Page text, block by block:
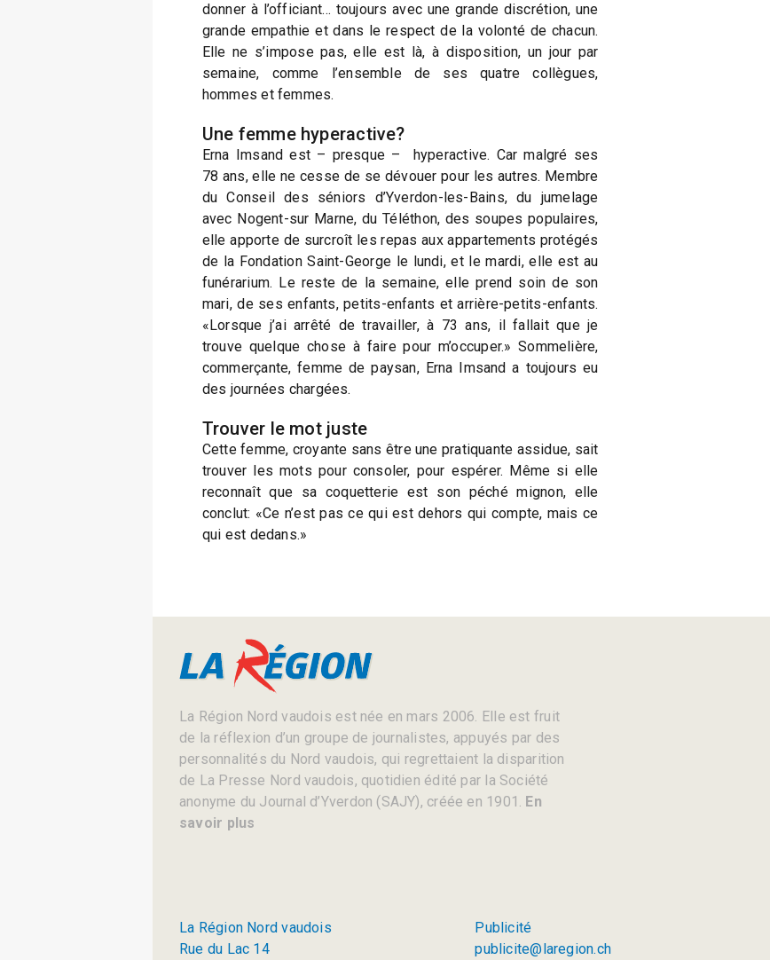
donner à l’officiant… toujours avec une grande discrétion, une
grande empathie et dans le respect de la volonté de chacun.
Elle ne s’impose pas, elle est là, à disposition, un jour par
semaine, comme l’ensemble de ses quatre collègues,
hommes et femmes.
Une femme hyperactive?
Erna Imsand est – presque – hyperactive. Car malgré ses
78 ans, elle ne cesse de se dévouer pour les autres. Membre
du Conseil des séniors d’Yverdon-les-Bains, du jumelage
avec Nogent-sur Marne, du Téléthon, des soupes populaires,
elle apporte de surcroît les repas aux appartements protégés
de la Fondation Saint-George le lundi, et le mardi, elle est au
funérarium. Le reste de la semaine, elle prend soin de son
mari, de ses enfants, petits-enfants et arrière-petits-enfants.
«Lorsque j’ai arrêté de travailler, à 73 ans, il fallait que je
trouve quelque chose à faire pour m’occuper.» Sommelière,
commerçante, femme de paysan, Erna Imsand a toujours eu
des journées chargées.
Trouver le mot juste
Cette femme, croyante sans être une pratiquante assidue, sait
trouver les mots pour consoler, pour espérer. Même si elle
reconnaît que sa coquetterie est son péché mignon, elle
conclut: «Ce n’est pas ce qui est dehors qui compte, mais ce
qui est dedans.»
La Région Nord vaudois est née en mars 2006. Elle est fruit
de la réflexion d’un groupe de journalistes, appuyés par des
personnalités du Nord vaudois, qui regrettaient la disparition
de La Presse Nord vaudois, quotidien édité par la Société
anonyme du Journal d’Yverdon (SAJY), créée en 1901. En
savoir plus
La Région Nord vaudois
Rue du Lac 14
Publicité
publicite@laregion.ch